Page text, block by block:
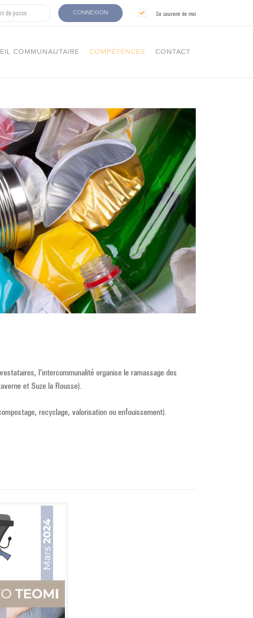
CONNEXION Se souvenir de moi
COMMUNAUTAIRE COMPÉTENCES CONTACT
l’intercommunalité organise le ramassage des
et Suze la Rousse).
recyclage, valorisation ou enfouissement).